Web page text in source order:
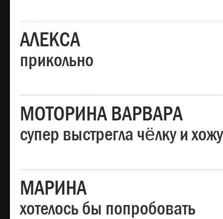
АЛЕКСА
прикольно
МОТОРИНА ВАРВАРА
супер выстрегла чёлку и
МАРИНА
хотелось бы попробовать